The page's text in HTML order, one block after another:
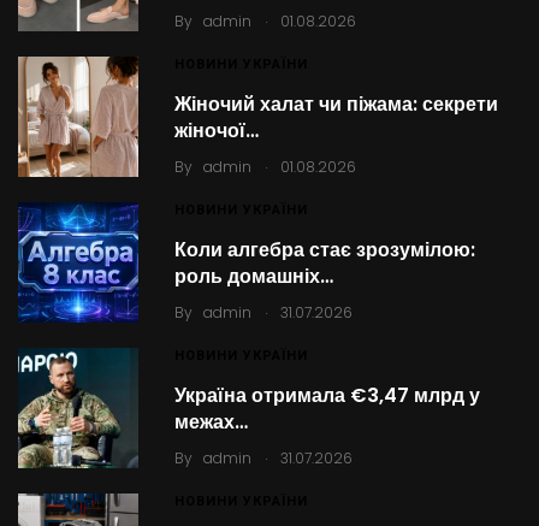
By admin . 01.08.2026
Жіночий халат чи піжама: секрети
жіночої…
By admin . 01.08.2026
Коли алгебра стає зрозумілою:
роль домашніх…
By admin . 31.07.2026
Україна отримала €3,47 млрд у
межах…
By admin . 31.07.2026